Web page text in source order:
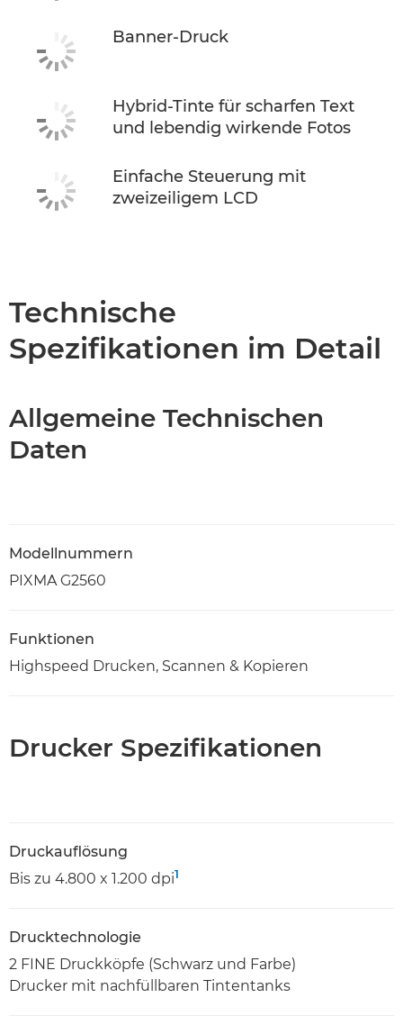
Banner-Druck
Hybrid-Tinte für scharfen Text
und lebendig wirkende Fotos
Einfache Steuerung mit
zweizeiligem LCD
Technische
Spezifikationen im Detail
Allgemeine Technischen
Daten
Modellnummern
PIXMA G2560
Funktionen
Highspeed Drucken, Scannen & Kopieren
Drucker Spezifikationen
Druckauflösung
Bis zu 4.800 x 1.200 dpi1
Drucktechnologie
2 FINE Druckköpfe (Schwarz und Farbe)
Drucker mit nachfüllbaren Tintentanks